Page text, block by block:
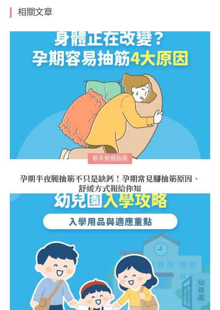
相關文章
新手爸媽指南
孕期半夜腿抽筋不只是缺鈣！孕期常見腳抽筋原因、
舒緩方式報給你知